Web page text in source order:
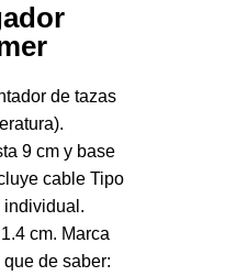
de tazas
9 cm y base
cable Tipo
individual.
cm. Marca
de saber: